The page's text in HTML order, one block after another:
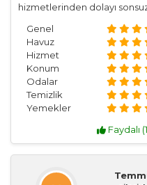
hizmetlerinden dolayı
Genel
Havuz
Hizmet
Konum
Odalar
Temizlik
Yemekler
Faydalı (